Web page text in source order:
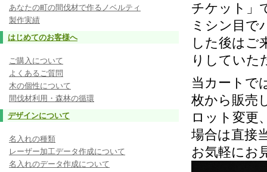
あなたの町の間伐材で作るノベルティ
製作実績
はじめてのお客様へ
ご購入について
よくあるご質問
木の個性について
間伐材利用・森林の循環
デザインについて
名入れの種類
レーザー加工データ作成について
名入れのデータ作成について
チケット」
ミシン目で
した後はご
りしていた
当カートで
枚から販売
ロット変更
場合は直接
お気軽にお